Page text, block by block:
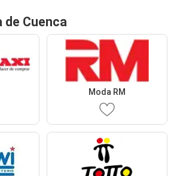
de Cuenca
Moda RM